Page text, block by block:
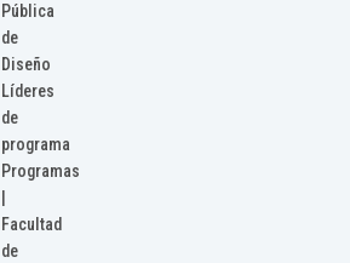
Pública
de
Diseño
Líderes
de
programa
Programas
Facultad
de